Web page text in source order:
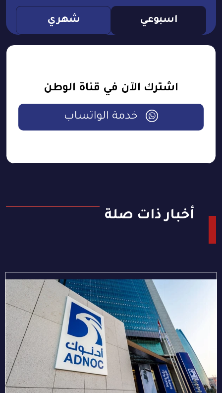
اسبوعي شهري
اشترك الآن في قناة الوطن
خدمة الواتساب
أخبار ذات صلة